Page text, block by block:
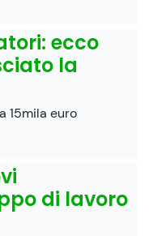
ecco
la
15mila euro
di lavoro